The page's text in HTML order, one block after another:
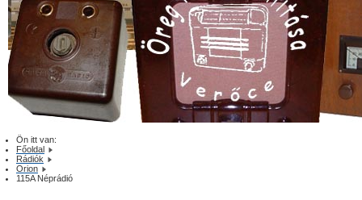
Ön itt van:
Főoldal
Rádiók
Orion
115A Néprádió